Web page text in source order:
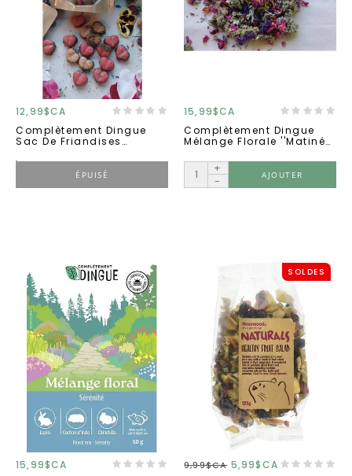
12,99$CA
Complètement Dingue
Sac De Friandises
ÉPUISÉ
15,99$CA
Complètement Dingue
Mélange Florale ''matinée
+
-
AJOUTER
15,99$CA
SOLDES
9,99$CA 5,99$CA